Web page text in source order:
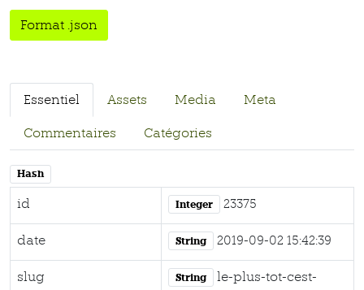
Format .json
Essentiel Assets Media Meta
Commentaires Catégories
Hash
id Integer 23375
date String 2019-09-02 15:42:39
slug String
le-plus-tot-cest-